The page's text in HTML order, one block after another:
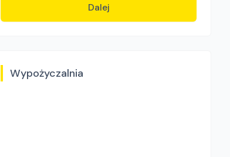
Dalej
Wypożyczalnia